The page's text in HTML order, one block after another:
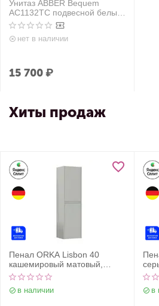
Унитаз ABBER Bequem
AC1132TC подвесной белый,
безободковый, смыв
торнадо, с закрытым дном
нет в наличии
15 700₽
Хиты продаж
Пенал ORKA Lisbon 40
кашемировый матовый,
универсальный
в наличии в